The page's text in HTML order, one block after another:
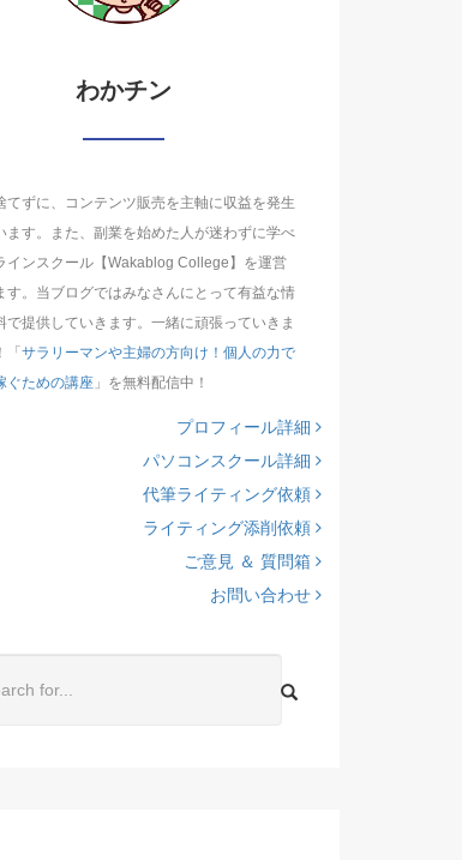
わかチン
てずに、コンテンツ販売を主軸に収益を発生
ます。また、副業を始めた人が迷わずに学べ
インスクール【Wakablog College】を運営
す。当ブログではみなさんにとって有益な情
で提供していきます。一緒に頑張っていきま
「 サラリーマンや主婦の方向け！個人の力で
ぐための講座 」を無料配信中！
プロフィール詳細
パソコンスクール詳細
代筆ライティング依頼
ライティング添削依頼
ご意見 ＆ 質問箱
お問い合わせ